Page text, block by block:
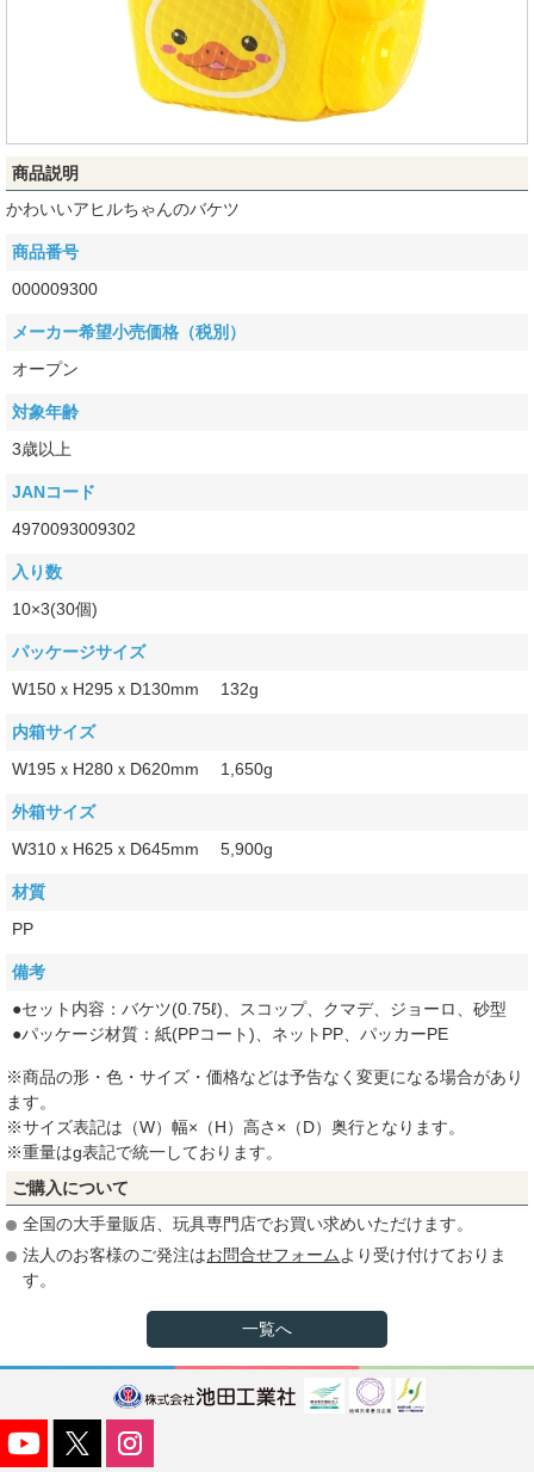
商品説明
かわいいアヒルちゃんのバケツ
商品番号
000009300
メーカー希望小売価格（税別）
オープン
対象年齢
3歳以上
JANコード
4970093009302
入り数
10×3(30個)
パッケージサイズ
W150ｘH295ｘD130mm 132g
内箱サイズ
W195ｘH280ｘD620mm 1,650g
外箱サイズ
W310ｘH625ｘD645mm 5,900g
材質
PP
備考
●セット内容：バケツ(0.75ℓ)、スコップ、クマデ、ジョーロ、砂型
●パッケージ材質：紙(PPコート)、ネットPP、パッカーPE
※商品の形・色・サイズ・価格などは予告なく変更になる場合があり
ます。
※サイズ表記は（W）幅×（H）高さ×（D）奥行となります。
※重量はg表記で統一しております。
ご購入について
全国の大手量販店、玩具専門店でお買い求めいただけます。
法人のお客様のご発注はお問合せフォームより受け付けておりま
す。
一覧へ